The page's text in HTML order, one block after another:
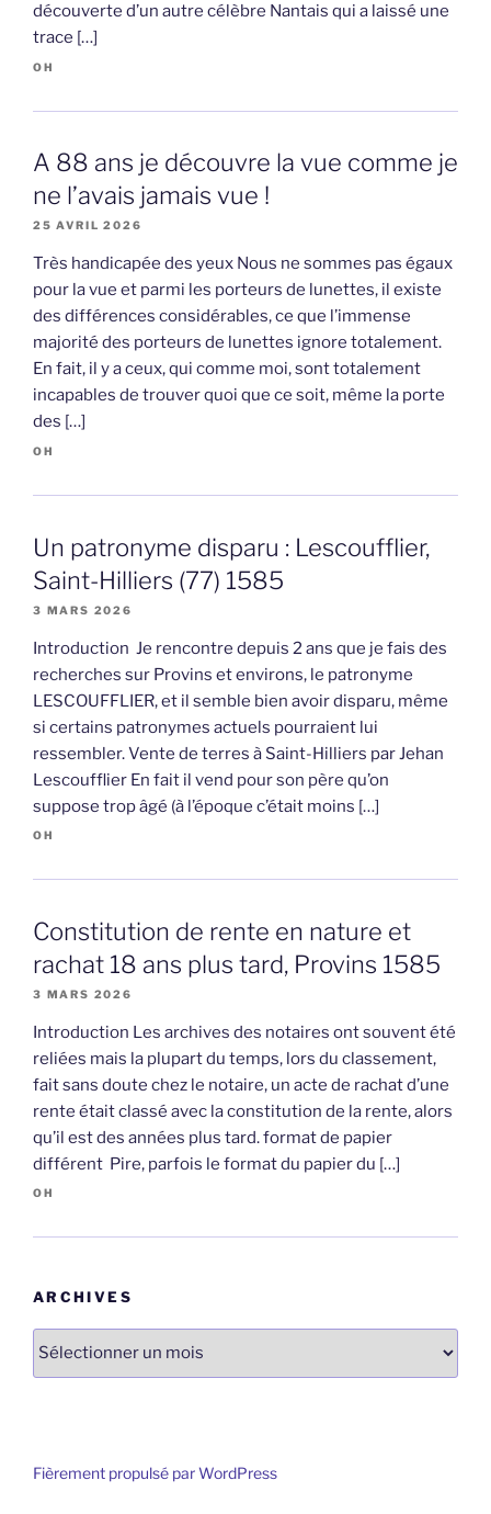
découverte d’un autre célèbre Nantais qui a laissé une
trace […]
OH
A 88 ans je découvre la vue comme je
ne l’avais jamais vue !
25 AVRIL 2026
Très handicapée des yeux Nous ne sommes pas égaux
pour la vue et parmi les porteurs de lunettes, il existe
des différences considérables, ce que l’immense
majorité des porteurs de lunettes ignore totalement.
En fait, il y a ceux, qui comme moi, sont totalement
incapables de trouver quoi que ce soit, même la porte
des […]
OH
Un patronyme disparu : Lescoufflier,
Saint-Hilliers (77) 1585
3 MARS 2026
Introduction Je rencontre depuis 2 ans que je fais des
recherches sur Provins et environs, le patronyme
LESCOUFFLIER, et il semble bien avoir disparu, même
si certains patronymes actuels pourraient lui
ressembler. Vente de terres à Saint-Hilliers par Jehan
Lescoufflier En fait il vend pour son père qu’on
suppose trop âgé (à l’époque c’était moins […]
OH
Constitution de rente en nature et
rachat 18 ans plus tard, Provins 1585
3 MARS 2026
Introduction Les archives des notaires ont souvent été
reliées mais la plupart du temps, lors du classement,
fait sans doute chez le notaire, un acte de rachat d’une
rente était classé avec la constitution de la rente, alors
qu’il est des années plus tard. format de papier
différent Pire, parfois le format du papier du […]
OH
ARCHIVES
Archives
Fièrement propulsé par WordPress